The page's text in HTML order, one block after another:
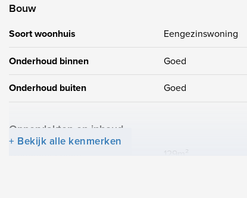
Bouw
Soort woonhuis Eengezinswoning
Onderhoud binnen Goed
Onderhoud buiten Goed
Oppervlakten en inhoud
129m²
+ Bekijk alle kenmerken